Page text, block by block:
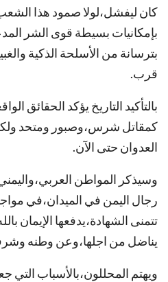
كان ليفشل،لولا صمود هذا
بإمكانيات بسيطة قوى الشر
بترسانة من الأسلحة الذكية
قرب.
بالتأكيد التاريخ يؤكد الحقائق
كمقاتل شرس،وصبور ومتحد
العدوان حتى الآن.
وسيذكر المواطن
رجال اليمن في الميدان،في
تتمنى الشهادة،يدفعها الإيمان
يناضل من اجلها،وعن وطنه
ويهتم المحللون،بالأسباب التي